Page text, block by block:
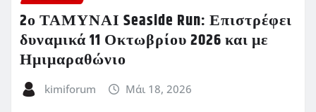
2ο ΤΑΜΥΝΑΙ Seaside Run: Επιστρέφει
δυναμικά 11 Οκτωβρίου 2026 και με
Ημιμαραθώνιο
kimiforum Μάι 18, 2026